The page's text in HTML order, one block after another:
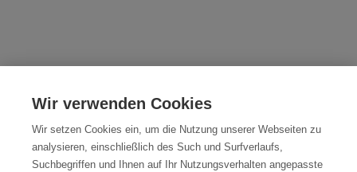
APS M
Artikelnummer:1P0469
209,00€
Wir verwenden Cookies
Wir setzen Cookies ein, um die Nutzung unserer Webseiten zu
analysieren, einschließlich des Such und Surfverlaufs,
Suchbegriffen und Ihnen auf Ihr Nutzungsverhalten angepasste